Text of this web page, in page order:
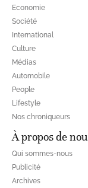
Economie
Société
International
Culture
Médias
Automobile
People
Lifestyle
Nos chroniqueurs
À propos de
Qui sommes-nous
Publicité
Archives